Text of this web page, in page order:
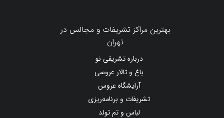
بهترین مراکز تشریفات و مجالس در
تهران
درباره تشریفی نو
باغ و تالار عروسی
آرایشگاه عروس
تشریفات و برنامه‌ریزی
لباس و تم تولد